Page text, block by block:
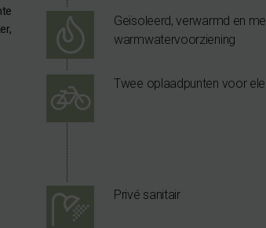
Geïsoleerd, verwarmd en
warmwatervoorziening
Twee oplaadpunten voor
Privé sanitair